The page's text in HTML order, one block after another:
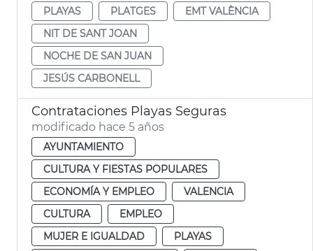
PLAYAS
PLATGES
EMT VALÈNCIA
NIT DE SANT JOAN
NOCHE DE SAN JUAN
JESÚS CARBONELL
Contrataciones Playas Seguras
modificado hace 5 años
AYUNTAMIENTO
CULTURA Y FIESTAS POPULARES
ECONOMÍA Y EMPLEO
VALENCIA
CULTURA
EMPLEO
MUJER E IGUALDAD
PLAYAS